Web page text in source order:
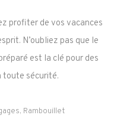
profiter de vos vacances
N’oubliez pas que le
est la clé pour des
toute sécurité.
, Rambouillet